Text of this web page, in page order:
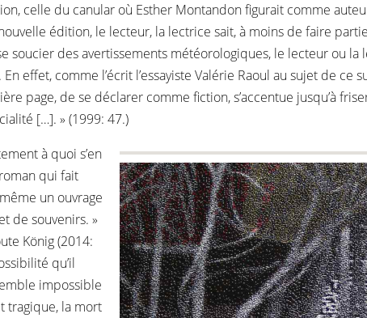
celle du canular où Esther Montandon figurait comme
édition, le lecteur, la lectrice sait, à moins de faire
soucier des avertissements météorologiques, le lecteur ou
effet, comme l’écrit l’essayiste Valérie Raoul au sujet de ce
page, de se déclarer comme fiction, s’accentue jusqu’à
[…]. » (1999: 47.)
à quoi s’en
qui fait
un ouvrage
de souvenirs. »
König (2014:
qu’il
impossible
tragique, la mort